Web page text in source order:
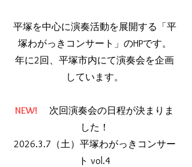
平塚を中心に演奏活動を展開する「平
塚わがっきコンサート」のHPです。
​年に2回、平塚市内にて演奏会を企画
しています。
NEW!
次回演奏会の日程が決まりま
した！
2026.3.7（土）平塚わがっきコンサー
ト vol.4